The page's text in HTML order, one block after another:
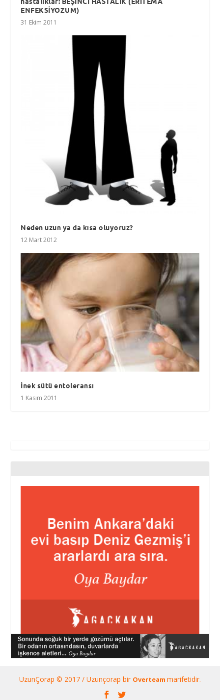
ENFEKSİYOZUM)
31 Ekim 2011
Neden uzun ya da kısa oluyoruz?
12 Mart 2012
İnek sütü entoleransı
1 Kasım 2011
UzunÇorap © 2017 / Uzunçorap bir Overteam marifetidir.